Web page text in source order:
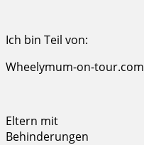
Ich bin Teil von:
Wheelymum-on-tour.com
Eltern mit
Behinderungen